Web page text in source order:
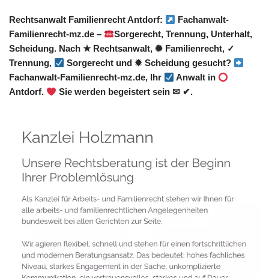
Rechtsanwalt Familienrecht Antdorf:
Fachanwalt-
Familienrecht-mz.de –
Sorgerecht, Trennung, Unterhalt,
Scheidung. Nach ★ Rechtsanwalt, ✺ Familienrecht, ✓
Trennung,
Sorgerecht und ✹ Scheidung gesucht?
Fachanwalt-Familienrecht-mz.de, Ihr
Anwalt in
Antdorf.
Sie werden begeistert sein ✉ ✔.